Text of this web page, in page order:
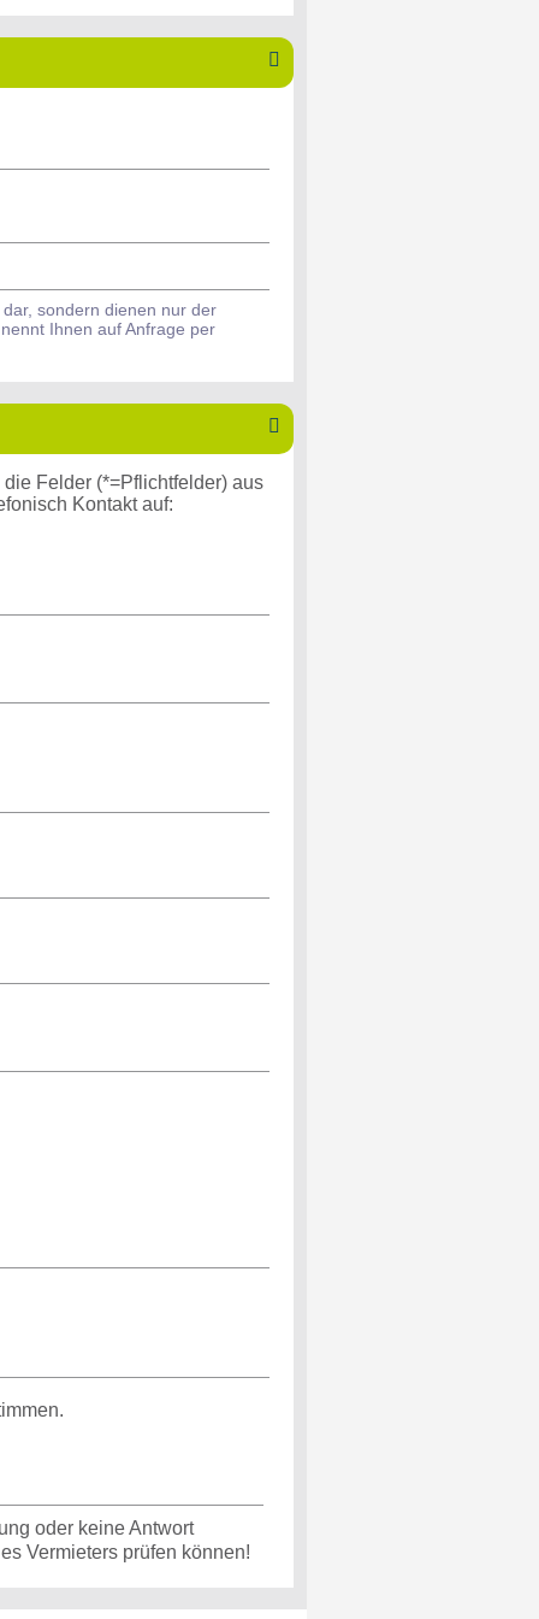

sondern dienen nur der
Ihnen auf Anfrage per

Felder (*=Pflichtfelder) aus
Kontakt auf:
oder keine Antwort
Vermieters prüfen können!